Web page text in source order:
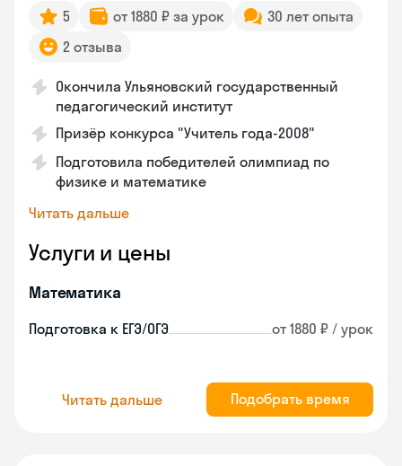
5 от 1880 ₽ за урок
30 лет опыта
2 отзыва
Окончила Ульяновский государственный
педагогический институт
Призёр конкурса "Учитель года-2008"
Подготовила победителей олимпиад по
физике и математике
Читать дальше
Услуги и цены
Математика
Подготовка к ЕГЭ/ОГЭ от 1880 ₽ / урок
Читать дальше Подобрать время